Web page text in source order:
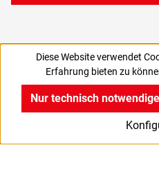
Diese Website verwendet
Erfahrung bieten zu
Nur technisch notwendige
v